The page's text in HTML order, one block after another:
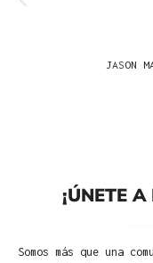
JASON
¡ÚNETE
Somos más que una